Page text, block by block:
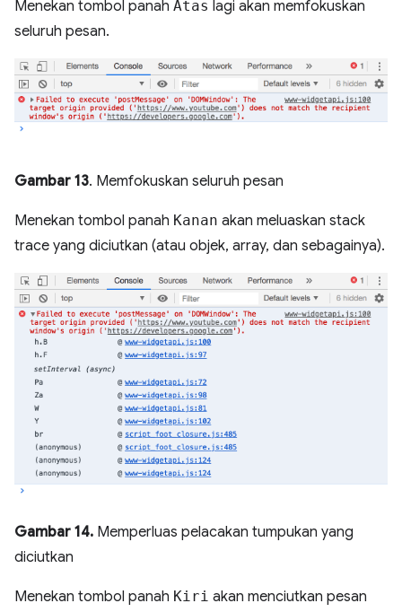
Menekan tombol panah Atas lagi akan memfokuskan
seluruh pesan.
Gambar 13. Memfokuskan seluruh pesan
Menekan tombol panah Kanan akan meluaskan stack
trace yang diciutkan (atau objek, array, dan sebagainya).
Gambar 14. Memperluas pelacakan tumpukan yang
diciutkan
Menekan tombol panah Kiri akan menciutkan pesan